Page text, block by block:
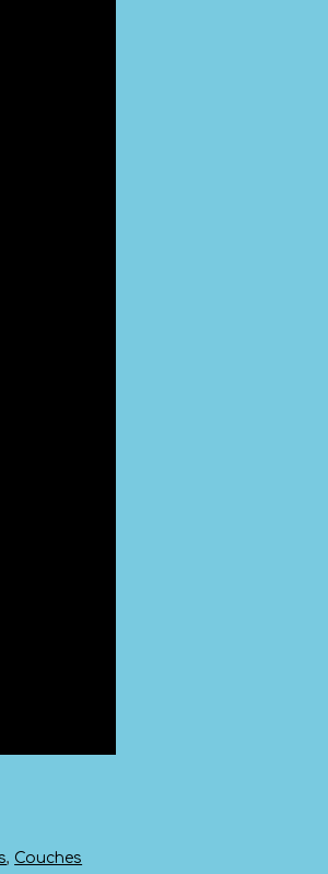
, Couches